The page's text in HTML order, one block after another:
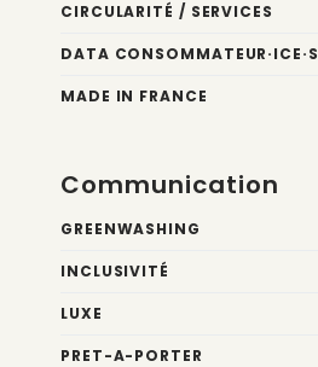
CIRCULARITÉ / SERVICES
DATA CONSOMMATEUR·ICE·S
MADE IN FRANCE
Communication
GREENWASHING
INCLUSIVITÉ
LUXE
PRET-A-PORTER